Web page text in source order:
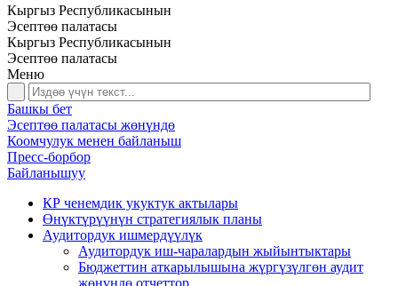
Кыргыз Республикасынын
Эсептөө палатасы
Кыргыз Республикасынын
Эсептөө палатасы
Меню
Башкы бет
Эсептөө палатасы жөнүндө
Коомчулук менен байланыш
Пресс-борбор
Байланышуу
КР ченемдик укуктук актылары
Өнүктүрүүнүн стратегиялык планы
Аудитордук ишмердүүлүк
Аудитордук иш-чаралардын жыйынтыктары
Бюджеттин аткарылышына жүргүзүлгөн аудит
жөнүндө отчеттор